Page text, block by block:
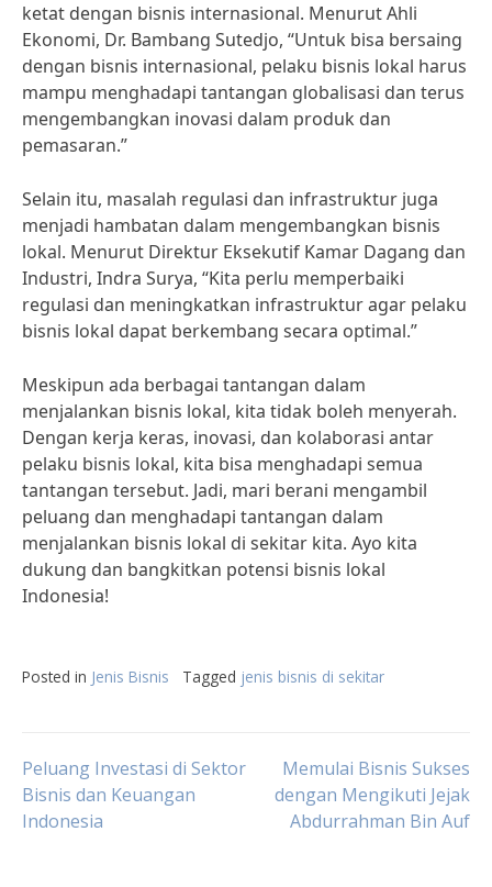
ketat dengan bisnis internasional. Menurut Ahli
Ekonomi, Dr. Bambang Sutedjo, “Untuk bisa bersaing
dengan bisnis internasional, pelaku bisnis lokal harus
mampu menghadapi tantangan globalisasi dan terus
mengembangkan inovasi dalam produk dan
pemasaran.”
Selain itu, masalah regulasi dan infrastruktur juga
menjadi hambatan dalam mengembangkan bisnis
lokal. Menurut Direktur Eksekutif Kamar Dagang dan
Industri, Indra Surya, “Kita perlu memperbaiki
regulasi dan meningkatkan infrastruktur agar pelaku
bisnis lokal dapat berkembang secara optimal.”
Meskipun ada berbagai tantangan dalam
menjalankan bisnis lokal, kita tidak boleh menyerah.
Dengan kerja keras, inovasi, dan kolaborasi antar
pelaku bisnis lokal, kita bisa menghadapi semua
tantangan tersebut. Jadi, mari berani mengambil
peluang dan menghadapi tantangan dalam
menjalankan bisnis lokal di sekitar kita. Ayo kita
dukung dan bangkitkan potensi bisnis lokal
Indonesia!
Posted in Jenis Bisnis Tagged jenis bisnis di sekitar
Post
navigation
Peluang Investasi di Sektor
Bisnis dan Keuangan
Indonesia
Memulai Bisnis Sukses
dengan Mengikuti Jejak
Abdurrahman Bin Auf